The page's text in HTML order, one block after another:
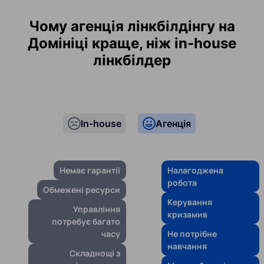
Чому агенція лінкбілдінгу на
Домініці краще, ніж in-house
лінкбілдер
In-house
Немає гарантії
Обмежені ресурси
Управління
потребує багато
часу
Складнощі з
Агенція
Налагоджена
робота
Керування
кризамив
Не потрібне
навчання